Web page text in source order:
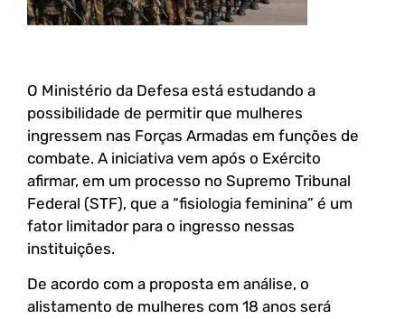
O Ministério da Defesa está estudando a
possibilidade de permitir que mulheres
ingressem nas Forças Armadas em funções de
combate. A iniciativa vem após o Exército
afirmar, em um processo no Supremo Tribunal
Federal (STF), que a “fisiologia feminina” é um
fator limitador para o ingresso nessas
instituições.
De acordo com a proposta em análise, o
alistamento de mulheres com 18 anos será